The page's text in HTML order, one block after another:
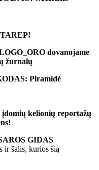
dovanojame
žurnalų
Piramidė
kelionių reportažų
GIDAS
ir šalis, kurios šią